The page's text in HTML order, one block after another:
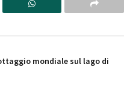
mondiale sul lago di